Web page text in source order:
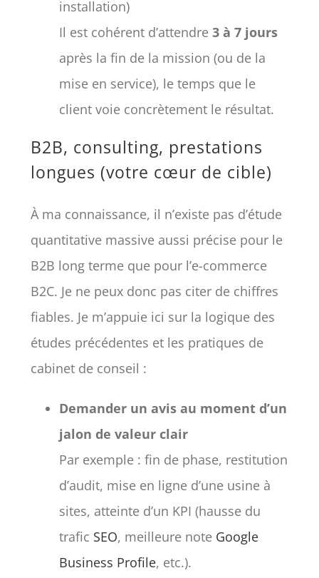
installation)
Il est cohérent d’attendre 3 à 7 jours
après la fin de la mission (ou de la
mise en service), le temps que le
client voie concrètement le résultat.
B2B, consulting, prestations
longues (votre cœur de cible)
À ma connaissance, il n’existe pas d’étude
quantitative massive aussi précise pour le
B2B long terme que pour l’e-commerce
B2C. Je ne peux donc pas citer de chiffres
fiables. Je m’appuie ici sur la logique des
études précédentes et les pratiques de
cabinet de conseil :
Demander un avis au moment d’un
jalon de valeur clair
Par exemple : fin de phase, restitution
d’audit, mise en ligne d’une usine à
sites, atteinte d’un KPI (hausse du
trafic SEO, meilleure note Google
Business Profile, etc.).